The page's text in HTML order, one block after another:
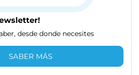
desde donde necesites
SABER MÁS